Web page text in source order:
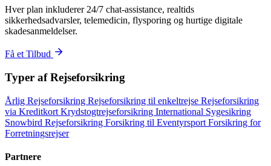
Hver plan inkluderer 24/7 chat-assistance, realtids
sikkerhedsadvarsler, telemedicin, flysporing og hurtige digitale
skadesanmeldelser.
Få et Tilbud
Typer af Rejseforsikring
Årlig Rejseforsikring Rejseforsikring til enkeltrejse Rejseforsikring
via Kreditkort Krydstogtrejseforsikring International Sygesikring
Snowbird Rejseforsikring Forsikring til Eventyrsport Forsikring for
Forretningsrejser
Partnere